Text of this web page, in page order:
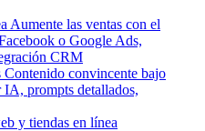
Aumente las ventas con el
o Google Ads,
CRM
Contenido convincente bajo
IA, prompts detallados,
y tiendas en línea